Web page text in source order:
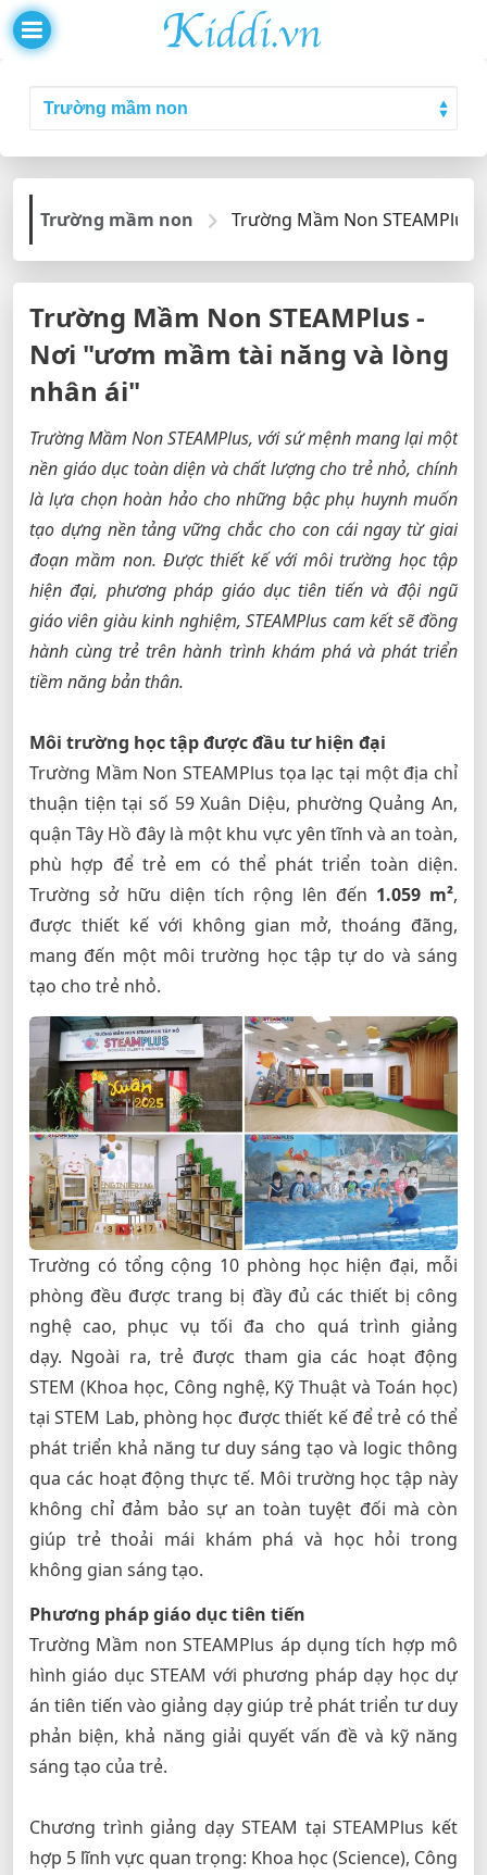
Trường mầm non Trường Mầm Non
Trường Mầm Non STEAMPlus -
Nơi "ươm mầm tài năng và lòng
nhân ái"
Trường Mầm Non STEAMPlus, với sứ mệnh mang lại một
nền giáo dục toàn diện và chất lượng cho trẻ nhỏ, chính
là lựa chọn hoàn hảo cho những bậc phụ huynh muốn
tạo dựng nền tảng vững chắc cho con cái ngay từ giai
đoạn mầm non. Được thiết kế với môi trường học tập
hiện đại, phương pháp giáo dục tiên tiến và đội ngũ
giáo viên giàu kinh nghiệm, STEAMPlus cam kết sẽ đồng
hành cùng trẻ trên hành trình khám phá và phát triển
tiềm năng bản thân.
Môi trường học tập được đầu tư hiện đại
Trường Mầm Non STEAMPlus tọa lạc tại một địa chỉ
thuận tiện tại số 59 Xuân Diệu, phường Quảng An,
quận Tây Hồ đây là một khu vực yên tĩnh và an toàn,
phù hợp để trẻ em có thể phát triển toàn diện.
Trường sở hữu diện tích rộng lên đến 1.059 m²,
được thiết kế với không gian mở, thoáng đãng,
mang đến một môi trường học tập tự do và sáng
tạo cho trẻ nhỏ.
Trường có tổng cộng 10 phòng học hiện đại, mỗi
phòng đều được trang bị đầy đủ các thiết bị công
nghệ cao, phục vụ tối đa cho quá trình giảng
dạy. Ngoài ra, trẻ được tham gia các hoạt động
STEM (Khoa học, Công nghệ, Kỹ Thuật và Toán học)
tại STEM Lab, phòng học được thiết kế để trẻ có thể
phát triển khả năng tư duy sáng tạo và logic thông
qua các hoạt động thực tế. Môi trường học tập này
không chỉ đảm bảo sự an toàn tuyệt đối mà còn
giúp trẻ thoải mái khám phá và học hỏi trong
không gian sáng tạo.
Phương pháp giáo dục tiên tiến
Trường Mầm non STEAMPlus áp dụng tích hợp mô
hình giáo dục STEAM với phương pháp dạy học dự
án tiên tiến vào giảng dạy giúp trẻ phát triển tư duy
phản biện, khả năng giải quyết vấn đề và kỹ năng
sáng tạo của trẻ.
Chương trình giảng dạy STEAM tại STEAMPlus kết
hợp 5 lĩnh vực quan trọng: Khoa học (Science), Công